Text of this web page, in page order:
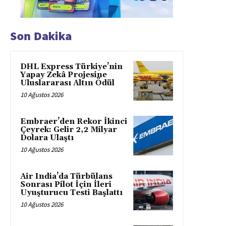
Son Dakika
DHL Express Türkiye’nin
Yapay Zekâ Projesine
Uluslararası Altın Ödül
10 Ağustos 2026
Embraer’den Rekor İkinci
Çeyrek: Gelir 2,2 Milyar
Dolara Ulaştı
10 Ağustos 2026
Air India’da Türbülans
Sonrası Pilot İçin İleri
Uyuşturucu Testi Başlattı
10 Ağustos 2026